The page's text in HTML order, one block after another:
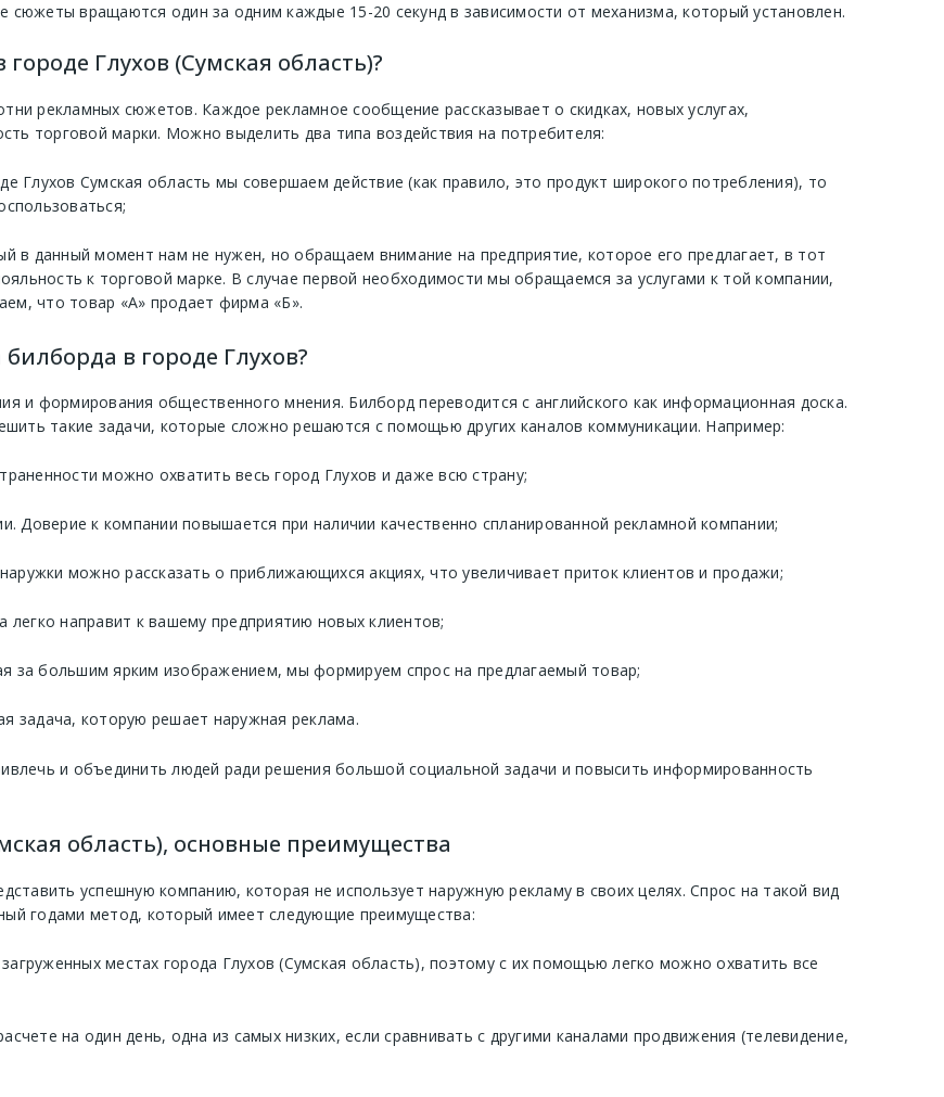
сюжеты вращаются один за одним каждые 15-20 секунд в зависимости от механизма, который установлен.
Глухов (Сумская область)?
рекламных сюжетов. Каждое рекламное сообщение рассказывает о скидках, новых услугах,
торговой марки. Можно выделить два типа воздействия на потребителя:
Глухов Сумская область мы совершаем действие (как правило, это продукт широкого потребления), то
в данный момент нам не нужен, но обращаем внимание на предприятие, которое его предлагает, в тот
к торговой марке. В случае первой необходимости мы обращаемся за услугами к той компании,
что товар «А» продает фирма «Б».
в городе Глухов?
и формирования общественного мнения. Билборд переводится с английского как информационная доска.
такие задачи, которые сложно решаются с помощью других каналов коммуникации. Например:
можно охватить весь город Глухов и даже всю страну;
Доверие к компании повышается при наличии качественно спланированной рекламной компании;
можно рассказать о приближающихся акциях, что увеличивает приток клиентов и продажи;
легко направит к вашему предприятию новых клиентов;
за большим ярким изображением, мы формируем спрос на предлагаемый товар;
задача, которую решает наружная реклама.
и объединить людей ради решения большой социальной задачи и повысить информированность
область), основные преимущества
успешную компанию, которая не использует наружную рекламу в своих целях. Спрос на такой вид
годами метод, который имеет следующие преимущества:
местах города Глухов (Сумская область), поэтому с их помощью легко можно охватить все
на один день, одна из самых низких, если сравнивать с другими каналами продвижения (телевидение,